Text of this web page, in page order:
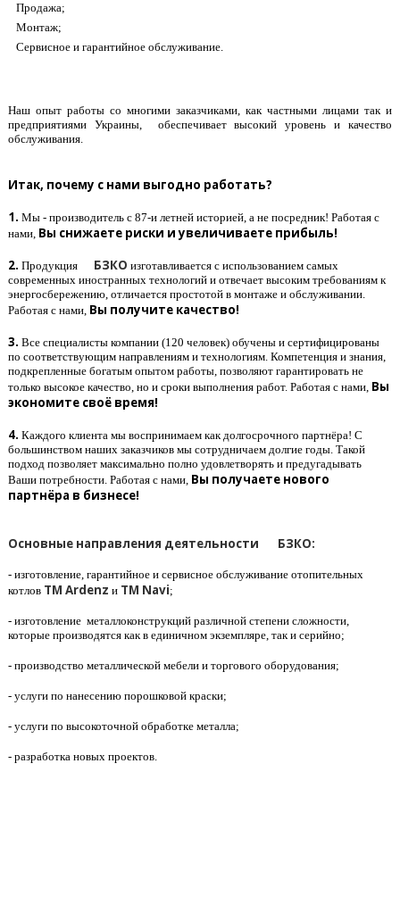
Продажа;
Монтаж;
Сервисное и гарантийное обслуживание.
Наш опыт работы со многими заказчиками, как частными лицами так и
предприятиями Украины, обеспечивает высокий уровень и качество
обслуживания.
Итак, почему с нами выгодно работать?
1. Мы - производитель с 87-и летней историей, а не посредник! Работая с
нами, Вы снижаете риски и увеличиваете прибыль!
2. Продукция БЗКО изготавливается с использованием самых
современных иностранных технологий и отвечает высоким требованиям к
энергосбережению, отличается простотой в монтаже и обслуживании.
Работая с нами, Вы получите качество!
3. Все специалисты компании (120 человек) обучены и сертифицированы
по соответствующим направлениям и технологиям. Компетенция и знания,
подкрепленные богатым опытом работы, позволяют гарантировать не
только высокое качество, но и сроки выполнения работ. Работая с нами, Вы
экономите своё время!
4. Каждого клиента мы воспринимаем как долгосрочного партнёра! С
большинством наших заказчиков мы сотрудничаем долгие годы. Такой
подход позволяет максимально полно удовлетворять и предугадывать
Ваши потребности. Работая с нами, Вы получаете нового
партнёра в бизнесе!
Основные направления деятельности БЗКО:
- изготовление, гарантийное и сервисное обслуживание отопительных
котлов ТМ Ardenz и ТМ Navi;
- изготовление металлоконструкций различной степени сложности,
которые производятся как в единичном экземпляре, так и серийно;
- производство металлической мебели и торгового оборудования;
- услуги по нанесению порошковой краски;
- услуги по высокоточной обработке металла;
- разработка новых проектов.